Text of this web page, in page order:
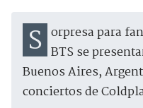
Sorpresa para fans de Sudamérica: Jin de BTS se
Buenos Aires,
conciertos de